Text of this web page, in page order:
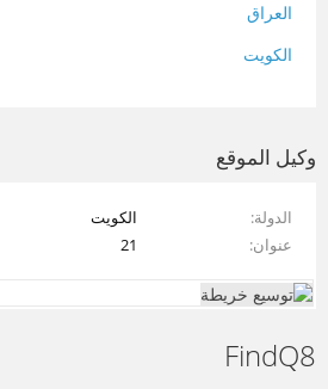
العراق
الكويت
فلسطين
سوريا
تونس
وكيل الموقع
الدولة
الكويت
عنوان
21
FindQ8